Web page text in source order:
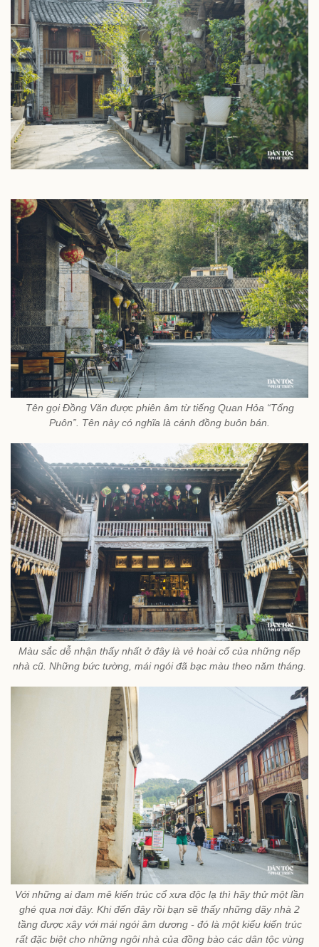
Tên gọi Đồng Văn được phiên âm từ tiếng Quan Hỏa “Tổng
Puôn”. Tên này có nghĩa là cánh đồng buôn bán.
Màu sắc dễ nhận thấy nhất ở đây là vẻ hoài cổ của những nếp
nhà cũ. Những bức tường, mái ngói đã bạc màu theo năm tháng.
Với những ai đam mê kiến trúc cổ xưa độc lạ thì hãy thử một lần
ghé qua nơi đây. Khi đến đây rồi bạn sẽ thấy những dãy nhà 2
tầng được xây với mái ngói âm dương - đó là một kiểu kiến trúc
rất đặc biệt cho những ngôi nhà của đồng bào các dân tộc vùng